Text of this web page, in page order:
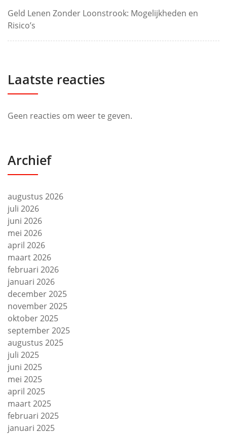
Geld Lenen Zonder Loonstrook: Mogelijkheden en
Risico’s
Laatste reacties
Geen reacties om weer te geven.
Archief
augustus 2026
juli 2026
juni 2026
mei 2026
april 2026
maart 2026
februari 2026
januari 2026
december 2025
november 2025
oktober 2025
september 2025
augustus 2025
juli 2025
juni 2025
mei 2025
april 2025
maart 2025
februari 2025
januari 2025